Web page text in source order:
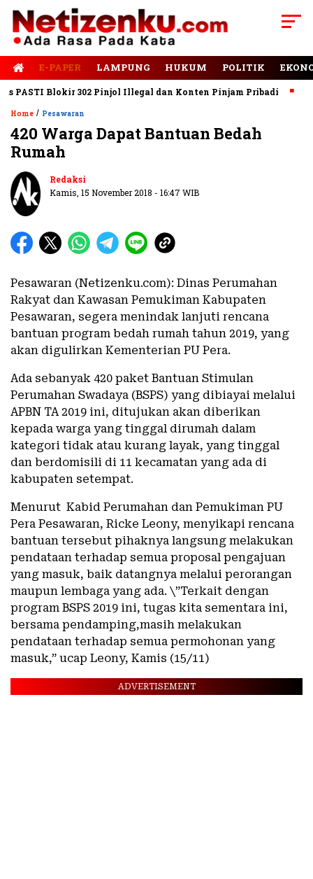
E-PAPER LAMPUNG HUKUM POLITIK
Blokir 302 Pinjol Illegal dan Konten Pinjam Pribadi
Home / Pesawaran
420 Warga Dapat Bantuan Bedah
Rumah
Redaksi
Kamis, 15 November 2018 - 16:47 WIB
Pesawaran (Netizenku.com): Dinas Perumahan
Rakyat dan Kawasan Pemukiman Kabupaten
Pesawaran, segera menindak lanjuti rencana
bantuan program bedah rumah tahun 2019, yang
akan digulirkan Kementerian PU Pera.
Ada sebanyak 420 paket Bantuan Stimulan
Perumahan Swadaya (BSPS) yang dibiayai melalui
APBN TA 2019 ini, ditujukan akan diberikan
kepada warga yang tinggal dirumah dalam
kategori tidak atau kurang layak, yang tinggal
dan berdomisili di 11 kecamatan yang ada di
kabupaten setempat.
Menurut Kabid Perumahan dan Pemukiman PU
Pera Pesawaran, Ricke Leony, menyikapi rencana
bantuan tersebut pihaknya langsung melakukan
pendataan terhadap semua proposal pengajuan
yang masuk, baik datangnya melalui perorangan
maupun lembaga yang ada. \”Terkait dengan
program BSPS 2019 ini, tugas kita sementara ini,
bersama pendamping,masih melakukan
pendataan terhadap semua permohonan yang
masuk,” ucap Leony, Kamis (15/11)
ADVERTISEMENT